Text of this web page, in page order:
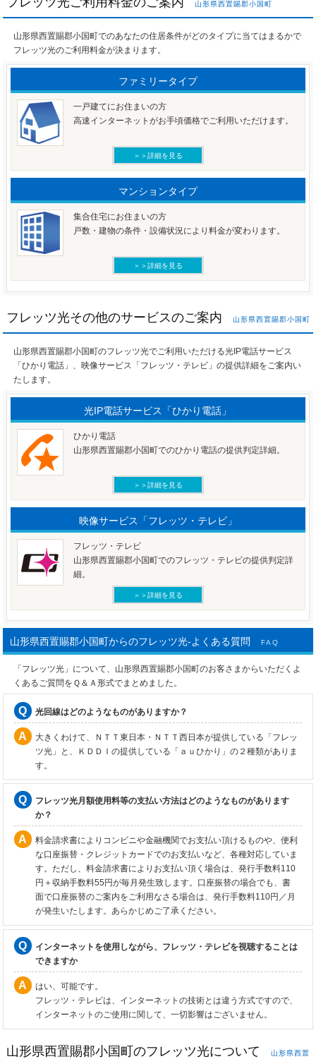
山形県西置賜郡小国町
山形県西置賜郡小国町でのあなたの住居条件がどのタイプに当てはまるかで
フレッツ光のご利用料金が決まります。
ファミリータイプ
一戸建てにお住まいの方
高速インターネットがお手頃価格でご利用いただけます。
＞＞詳細を見る
マンションタイプ
集合住宅にお住まいの方
戸数・建物の条件・設備状況により料金が変わります。
＞＞詳細を見る
フレッツ光その他のサービスのご案内 山形県西置賜郡小国町
山形県西置賜郡小国町のフレッツ光でご利用いただける光IP電話サービス
「ひかり電話」、映像サービス「フレッツ・テレビ」の提供詳細をご案内い
たします。
光IP電話サービス「ひかり電話」
ひかり電話
山形県西置賜郡小国町でのひかり電話の提供判定詳細。
＞＞詳細を見る
映像サービス「フレッツ・テレビ」
フレッツ・テレビ
山形県西置賜郡小国町でのフレッツ・テレビの提供判定詳
細。
＞＞詳細を見る
山形県西置賜郡小国町からのフレッツ光-よくある質問 FAQ
「フレッツ光」について、山形県西置賜郡小国町のお客さまからいただくよ
くあるご質問をＱ＆Ａ形式でまとめました。
光回線はどのようなものがありますか？
大きくわけて、ＮＴＴ東日本・ＮＴＴ西日本が提供している「フレッ
ツ光」と、ＫＤＤＩの提供している「ａｕひかり」の２種類がありま
す。
フレッツ光月額使用料等の支払い方法はどのようなものがあります
か？
料金請求書によりコンビニや金融機関でお支払い頂けるものや、便利
な口座振替・クレジットカードでのお支払いなど、各種対応していま
す。ただし、料金請求書によりお支払い頂く場合は、発行手数料110
円＋収納手数料55円が毎月発生致します。口座振替の場合でも、書
面で口座振替のご案内をご利用なさる場合は、発行手数料110円／月
が発生いたします。あらかじめご了承ください。
インターネットを使用しながら、フレッツ・テレビを視聴することは
できますか
はい、可能です。
フレッツ・テレビは、インターネットの技術とは違う方式ですので、
インターネットのご使用に関して、一切影響はございません。
山形県西置賜郡小国町のフレッツ光について
山形県西置